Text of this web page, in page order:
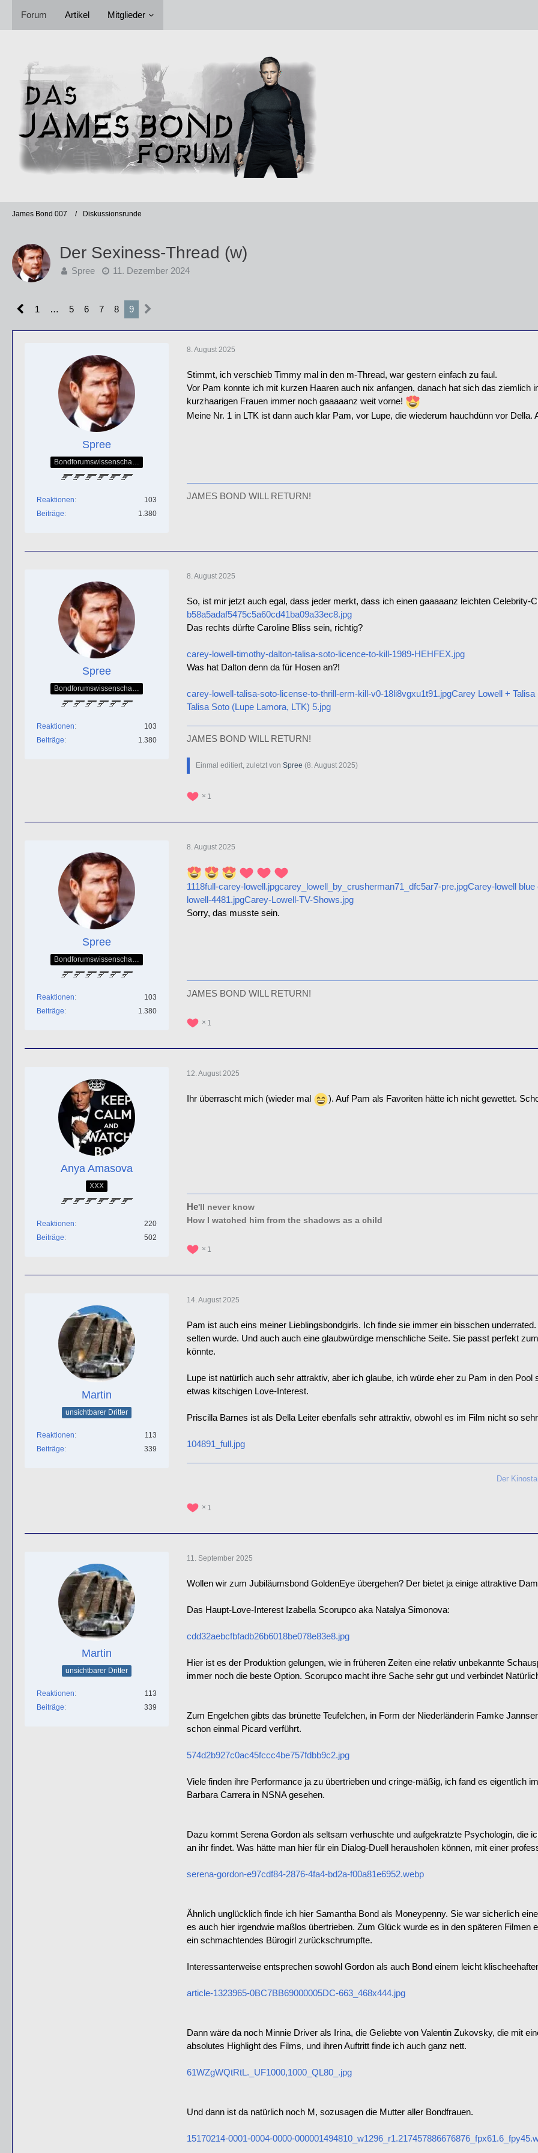
Forum Artikel Mitglieder
James Bond 007 Diskussionsrunde
Der Sexiness-Thread (w)
Spree 11. Dezember 2024
1 … 5 6 7 8 9
Spree
Reaktionen
103
Beiträge
1.380
8. August 2025
Stimmt, ich verschieb Timmy mal in den m-Thread, war gestern einfach zu faul.
Vor Pam konnte ich mit kurzen Haaren auch nix anfangen, danach hat sich das
kurzhaarigen Frauen immer noch gaaaaanz weit vorne!
Meine Nr. 1 in LTK ist dann auch klar Pam, vor Lupe, die wiederum hauchdünn vor
JAMES BOND WILL RETURN!
Spree
Reaktionen
103
Beiträge
1.380
8. August 2025
So, ist mir jetzt auch egal, dass jeder merkt, dass ich einen gaaaaanz leichten Celebrity-
b58a5adaf5475c5a60cd41ba09a33ec8.jpg
Das rechts dürfte Caroline Bliss sein, richtig?
carey-lowell-timothy-dalton-talisa-soto-licence-to-kill-1989-HEHFEX.jpg
Was hat Dalton denn da für Hosen an?!
carey-lowell-talisa-soto-license-to-thrill-erm-kill-v0-18li8vgxu1t91.jpgCarey Lowell + Talisa
Talisa Soto (Lupe Lamora, LTK) 5.jpg
JAMES BOND WILL RETURN!
Einmal editiert, zuletzt von Spree (8. August 2025)
1
Spree
Reaktionen
103
Beiträge
1.380
8. August 2025
1118full-carey-lowell.jpgcarey_lowell_by_crusherman71_dfc5ar7-pre.jpgCarey-lowell blue
lowell-4481.jpgCarey-Lowell-TV-Shows.jpg
Sorry, das musste sein.
JAMES BOND WILL RETURN!
1
Anya Amasova
XXX
Reaktionen
220
Beiträge
502
12. August 2025
Ihr überrascht mich (wieder mal ). Auf Pam als Favoriten hätte ich nicht gewettet.
He'll never know
How I watched him from the shadows as a child
1
Martin
unsichtbarer Dritter
Reaktionen
113
Beiträge
339
14. August 2025
Pam ist auch eins meiner Lieblingsbondgirls. Ich finde sie immer ein bisschen
selten wurde. Und auch auch eine glaubwürdige menschliche Seite. Sie passt perfekt
könnte.
Lupe ist natürlich auch sehr attraktiv, aber ich glaube, ich würde eher zu Pam in den
etwas kitschigen Love-Interest.
Priscilla Barnes ist als Della Leiter ebenfalls sehr attraktiv, obwohl es im Film nicht so
104891_full.jpg
Der
1
Martin
unsichtbarer Dritter
Reaktionen
113
Beiträge
339
11. September 2025
Wollen wir zum Jubiläumsbond GoldenEye übergehen? Der bietet ja einige attraktive
Das Haupt-Love-Interest Izabella Scorupco aka Natalya Simonova:
cdd32aebcfbfadb26b6018be078e83e8.jpg
Hier ist es der Produktion gelungen, wie in früheren Zeiten eine relativ unbekannte
immer noch die beste Option. Scorupco macht ihre Sache sehr gut und verbindet
Zum Engelchen gibts das brünette Teufelchen, in Form der Niederländerin Famke
schon einmal Picard verführt.
574d2b927c0ac45fccc4be757fdbb9c2.jpg
Viele finden ihre Performance ja zu übertrieben und cringe-mäßig, ich fand es eigentlich
Barbara Carrera in NSNA gesehen.
Dazu kommt Serena Gordon als seltsam verhuschte und aufgekratzte Psychologin, die
an ihr findet. Was hätte man hier für ein Dialog-Duell herausholen können, mit einer
serena-gordon-e97cdf84-2876-4fa4-bd2a-f00a81e6952.webp
Ähnlich unglücklich finde ich hier Samantha Bond als Moneypenny. Sie war sicherlich
es auch hier irgendwie maßlos übertrieben. Zum Glück wurde es in den späteren
ein schmachtendes Bürogirl zurückschrumpfte.
Interessanterweise entsprechen sowohl Gordon als auch Bond einem leicht
article-1323965-0BC7BB69000005DC-663_468x444.jpg
Dann wäre da noch Minnie Driver als Irina, die Geliebte von Valentin Zukovsky, die mit
absolutes Highlight des Films, und ihren Auftritt finde ich auch ganz nett.
61WZgWQtRtL._UF1000,1000_QL80_.jpg
Und dann ist da natürlich noch M, sozusagen die Mutter aller Bondfrauen.
15170214-0001-0004-0000-